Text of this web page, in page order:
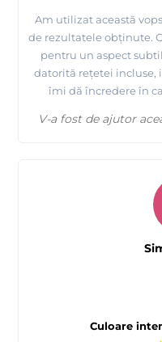
Am utilizat această
de rezultatele obținute.
pentru un aspect
datorită rețetei incluse,
îmi dă încredere în
V-a fost de ajutor
Culoare